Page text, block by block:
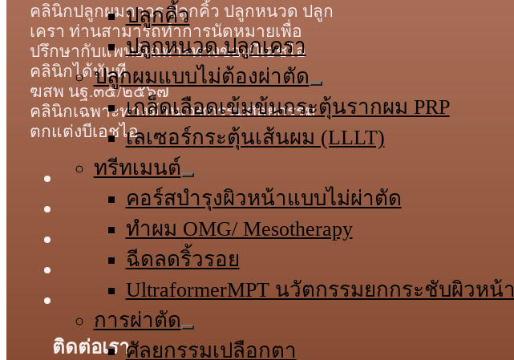
ปลูกคิ้ว
ปลูกหนวด ปลูกเครา
ปลูกผมแบบไม่ต้องผ่าตัด
เกล็ดเลือดเข้มข้นกระตุ้นรากผม PRP
เลเซอร์กระตุ้นเส้นผม (LLLT)
ทรีทเมนต์
คอร์สบำรุงผิวหน้าแบบไม่ผ่าตัด
ทําผม OMG/ Mesotherapy
ฉีดลดริ้วรอย
UltraformerMPT นวัตกรรมยกกระชับผิวหน้า
การผ่าตัด
ศัลยกรรมเปลือกตา
คลินิกปลูกผมถาวร ปลูกคิ้ว ปลูกหนวด ปลูก
เครา ท่านสามารถทำการนัดหมายเพื่อ
ปรึกษากับแพทย์เฉพาะทางของบีเอชไอ
คลินิกได้ทันที
ฆสพ นฐ.๓๕/๒๕๖๗
คลินิกเฉพาะทางด้านเวชกรรมศัลยกรรม
ตกแต่งบีเอชไอ
ติดต่อเรา